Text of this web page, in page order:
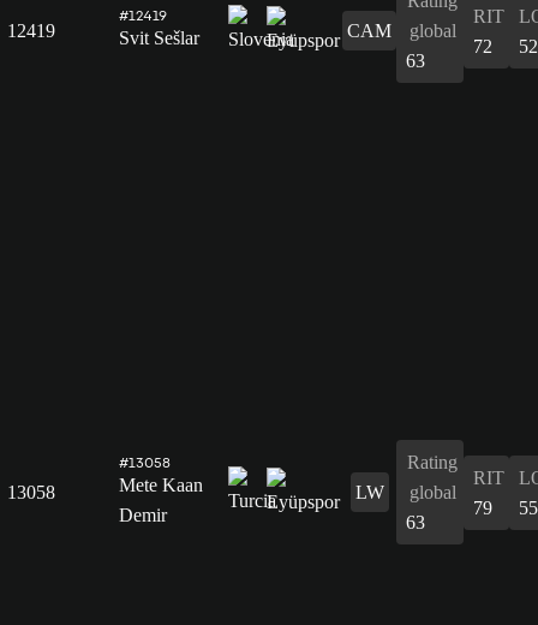
12419
#12419
Svit Sešlar CAM
global
63
RIT
72
52
13058
#13058
Mete Kaan
Demir
LW
Rating
global
63
RIT
79
55